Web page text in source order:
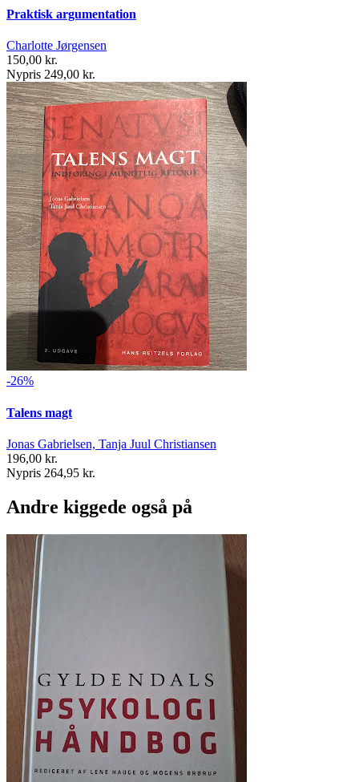
Praktisk argumentation
Charlotte Jørgensen
150,00 kr.
Nypris 249,00 kr.
-26%
Talens magt
Jonas Gabrielsen, Tanja Juul Christiansen
196,00 kr.
Nypris 264,95 kr.
Andre kiggede også på